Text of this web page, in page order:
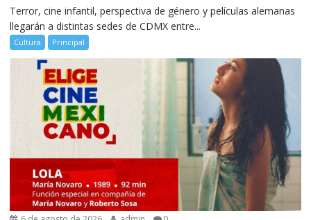
Terror, cine infantil, perspectiva de género y películas alemanas
llegarán a distintas sedes de CDMX entre...
Cultura Principal